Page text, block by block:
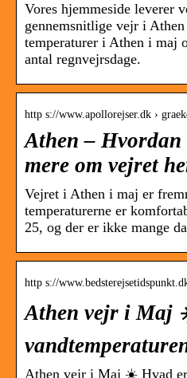
Vores hjemmeside leverer
gennemsnitlige vejr i
temperaturer i Athen i maj
antal regnvejrsdage.
http s://www.apollorejser.dk ›
Athen –
mere om vejret
Vejret i Athen i maj er
temperaturerne er
25, og der er ikke mange
http s://
Athen vejr i Maj
Athen vejr i Maj ☀️ Hvad